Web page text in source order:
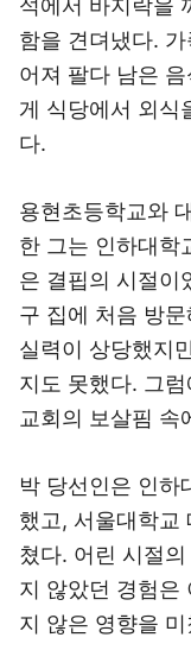
석에서 바지락을
함을 견뎌냈다.
어져 팔다 남은
게 식당에서 외식
다.
용현초등학교와
한 그는 인하대학
은 결핍의 시절이
구 집에 처음 방
실력이 상당했지
지도 못했다. 그
교회의 보살핌 속
박 당선인은 인하
했고, 서울대학교
쳤다. 어린 시절
지 않았던 경험은
지 않은 영향을